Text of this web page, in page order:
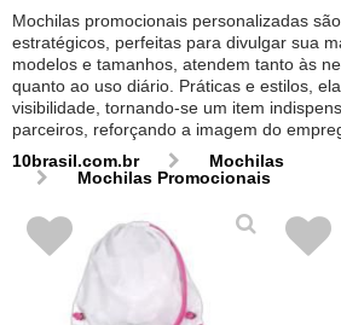
Mochilas promocionais personalizadas
estratégicos, perfeitas para divulgar sua
modelos e tamanhos, atendem tanto às
quanto ao uso diário. Práticas e estilos,
visibilidade, tornando-se um item
parceiros, reforçando a imagem do
10brasil.com.br
Mochilas
Mochilas Promocionais